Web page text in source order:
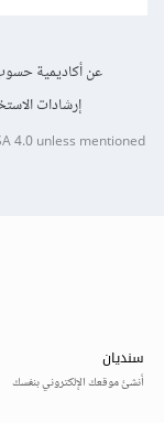
عن أكاديمية
إرشادات
4.0unless mentioned